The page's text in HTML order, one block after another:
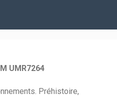
UMR7264
Préhistoire,